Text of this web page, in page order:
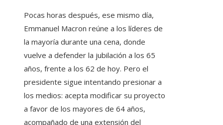
Pocas horas después, ese mismo día,
Emmanuel Macron reúne a los líderes de
la mayoría durante una cena, donde
vuelve a defender la jubilación a los 65
años, frente a los 62 de hoy. Pero el
presidente sigue intentando presionar a
los medios: acepta modificar su proyecto
a favor de los mayores de 64 años,
acompañado de una extensión del